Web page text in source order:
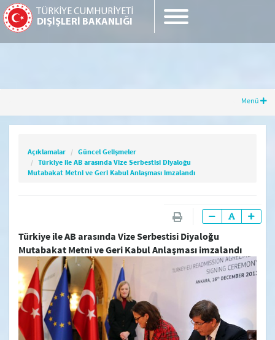
TÜRKİYE CUMHURİYETİ
DIŞİŞLERİ BAKANLIĞI
Anlaşması imzalandı
Menü
Güncel Açıklamalar
Basın Toplantıları
Açıklamalar
Bakanlık Duyuruları
Basın Bilgi Notları
Açıklamalar
Güncel Gelişmeler
Türkiye ile AB arasında Vize Serbestisi Diyaloğu
Mutabakat Metni ve Geri Kabul Anlaşması imzalandı
Türkiye ile AB arasında Vize Serbestisi Diyaloğu
Mutabakat Metni ve Geri Kabul Anlaşması imzalandı